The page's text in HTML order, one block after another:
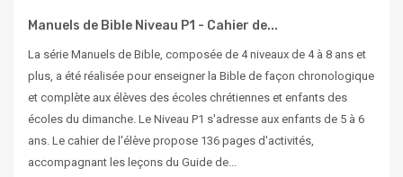
Manuels de Bible Niveau P1 - Cahier de...
La série Manuels de Bible, composée de 4 niveaux de 4 à 8 ans et
plus, a été réalisée pour enseigner la Bible de façon chronologique
et complète aux élèves des écoles chrétiennes et enfants des
écoles du dimanche. Le Niveau P1 s'adresse aux enfants de 5 à 6
ans. Le cahier de l'élève propose 136 pages d'activités,
accompagnant les leçons du Guide de...